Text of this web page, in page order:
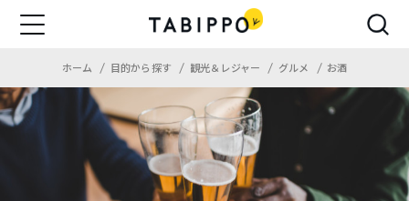
ホーム 目的から探す 観光＆レジャー グルメ お酒